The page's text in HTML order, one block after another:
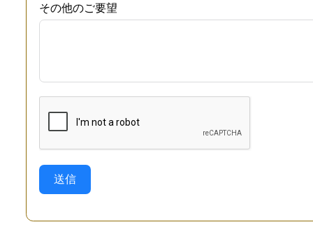
その他のご要望
送信